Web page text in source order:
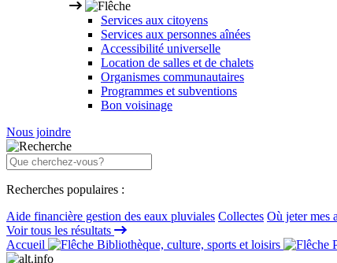
Services aux citoyens
Services aux personnes aînées
Accessibilité universelle
Location de salles et de chalets
Organismes communautaires
Programmes et subventions
Bon voisinage
Nous joindre
Recherches populaires :
Aide financière gestion des eaux pluviales Collectes Où jeter mes
Voir tous les résultats
Accueil
Bibliothèque, culture, sports et loisirs